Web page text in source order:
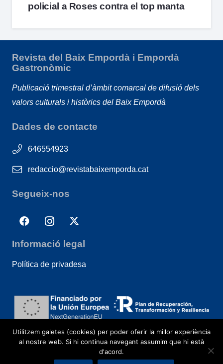
policial a Roses contra el top manta
Revista del Baix Empordà i Empordà
Gastronòmic
Publicació trimestral d’àmbit comarcal de difusió dels
valors culturals i històrics del Baix Empordà
Dades de contacte
646554923
redaccio@revistabaixemporda.cat
Segueix-nos
Informació legal
Política de privadesa
Utilitzem galetes (cookies) per poder oferir la millor experiència
al nostre web. Si hi continua navegant assumim que hi està
d'acord.